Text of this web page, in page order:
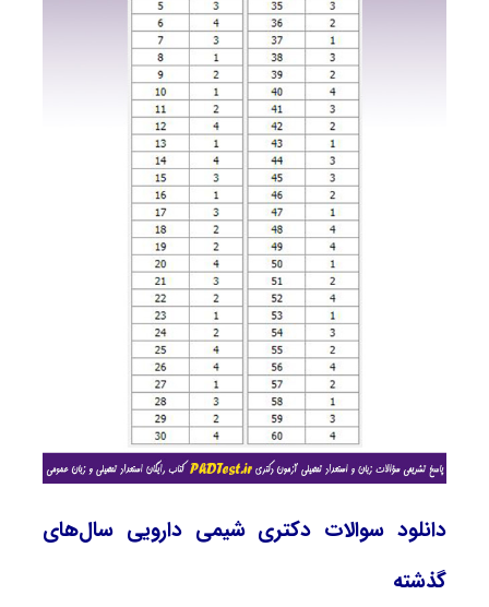
دانلود سوالات دکتری شیمی دارویی سال‌های
گذشته